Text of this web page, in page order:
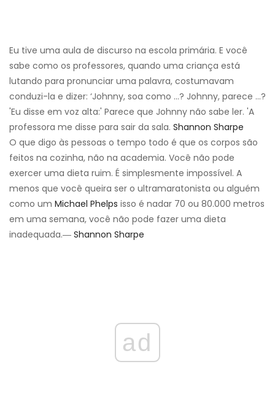
Eu tive uma aula de discurso na escola primária. E você
sabe como os professores, quando uma criança está
lutando para pronunciar uma palavra, costumavam
conduzi-la e dizer: ‘Johnny, soa como ...? Johnny, parece ...?
'Eu disse em voz alta:' Parece que Johnny não sabe ler. 'A
professora me disse para sair da sala. Shannon Sharpe
O que digo às pessoas o tempo todo é que os corpos são
feitos na cozinha, não na academia. Você não pode
exercer uma dieta ruim. É simplesmente impossível. A
menos que você queira ser o ultramaratonista ou alguém
como um Michael Phelps isso é nadar 70 ou 80.000 metros
em uma semana, você não pode fazer uma dieta
inadequada.― Shannon Sharpe
ad